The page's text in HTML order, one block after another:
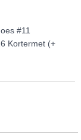
#11
Kortermet (+